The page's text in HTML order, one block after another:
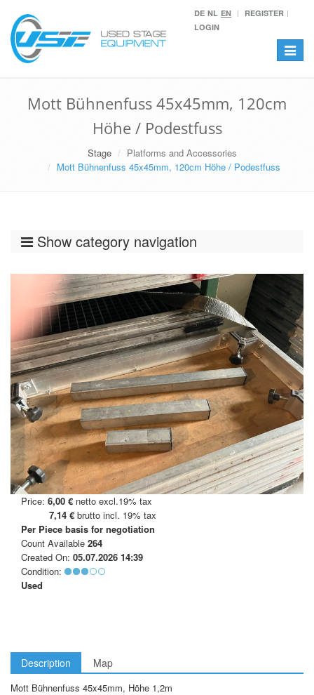
DE NL EN
REGISTER
LOGIN
Toggle
Mott Bühnenfuss 45x45mm, 120cm
Höhe / Podestfuss
Stage
Platforms and Accessories
Mott Bühnenfuss 45x45mm, 120cm Höhe / Podestfuss
Show category navigation
Price: 6,00 € netto excl.19% tax
7,14 € brutto incl. 19% tax
Per Piece basis for negotiation
Count Available 264
Created On: 05.07.2026 14:39
Condition:
Used
Description Map
Mott Bühnenfuss 45x45mm, Höhe 1,2m